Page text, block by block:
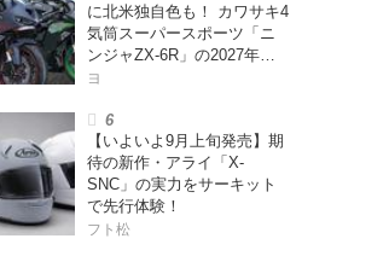
に北米独自色も！ カワサキ4
気筒スーパースポーツ「ニ
ンジャZX-6R」の2027年モ
デルを発表、2気筒ニンジャ
ヨ
【いよいよ9月上旬発売】期
待の新作・アライ「X-
SNC」の実力をサーキット
で先行体験！
フト松